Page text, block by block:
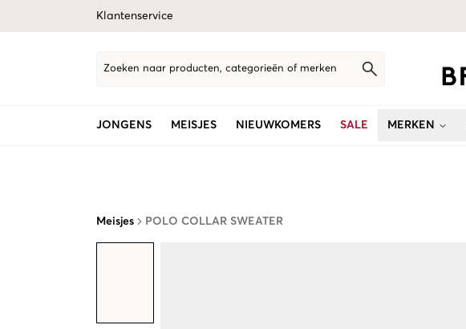
Klantenservice
Zoeken naar producten, categorieën of merken
JONGENS MEISJES NIEUWKOMERS SALE MERKEN
Meisjes POLO COLLAR SWEATER